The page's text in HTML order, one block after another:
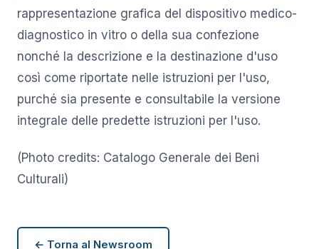
rappresentazione grafica del dispositivo medico-
diagnostico in vitro o della sua confezione
nonché la descrizione e la destinazione d'uso
così come riportate nelle istruzioni per l'uso,
purché sia presente e consultabile la versione
integrale delle predette istruzioni per l'uso.
(Photo credits: Catalogo Generale dei Beni
Culturali)
← Torna al Newsroom